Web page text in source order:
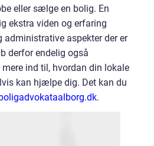
eller sælge en bolig. En
ekstra viden og erfaring
administrative aspekter der er
derfor endelig også
ind til, hvordan din lokale
kan hjælpe dig. Det kan du
.